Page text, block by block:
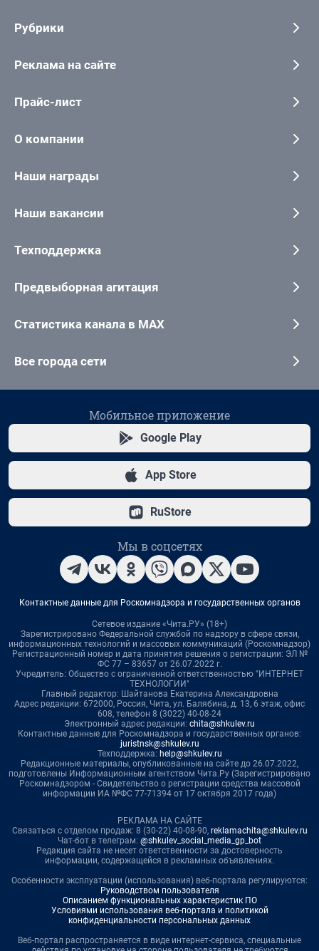
Рубрики
Реклама на сайте
Прайс-лист
О компании
Наши награды
Наши вакансии
Техподдержка
Предвыборная агитация
Статистика канала в MAX
Все города сети
Мобильное приложение
Google Play
App Store
RuStore
Мы в соцсетях
Контактные данные для Роскомнадзора и государственных органов
Сетевое издание «Чита.РУ» (18+)
Зарегистрировано Федеральной службой по надзору в сфере связи,
информационных технологий и массовых коммуникаций (Роскомнадзор)
Регистрационный номер и дата принятия решения о регистрации: ЭЛ №
ФС 77 – 83657 от 26.07.2022 г.
Учредитель: Общество с ограниченной ответственностью "ИНТЕРНЕТ
ТЕХНОЛОГИИ"
Главный редактор: Шайтанова Екатерина Александровна
Адрес редакции: 672000, Россия, Чита, ул. Балябина, д. 13, 6 этаж, офис
608, телефон 8 (3022) 40-08-24
Электронный адрес редакции: chita@shkulev.ru
Контактные данные для Роскомнадзора и государственных органов:
juristnsk@shkulev.ru
Техподдержка: help@shkulev.ru
Редакционные материалы, опубликованные на сайте до 26.07.2022,
подготовлены Информационным агентством Чита.Ру (Зарегистрировано
Роскомнадзором - Свидетельство о регистрации средства массовой
информации ИА №ФС 77-71394 от 17 октября 2017 года)
РЕКЛАМА НА САЙТЕ
Связаться с отделом продаж: 8 (30-22) 40-08-90, reklamachita@shkulev.ru
Чат-бот в телеграм: @shkulev_social_media_gp_bot
Редакция сайта не несет ответственности за достоверность
информации, содержащейся в рекламных объявлениях.
Особенности эксплуатации (использования) веб-портала регулируются:
Руководством пользователя
Описанием функциональных характеристик ПО
Условиями использования веб-портала и политикой
конфиденциальности персональных данных
Веб-портал распространяется в виде интернет-сервиса, специальные